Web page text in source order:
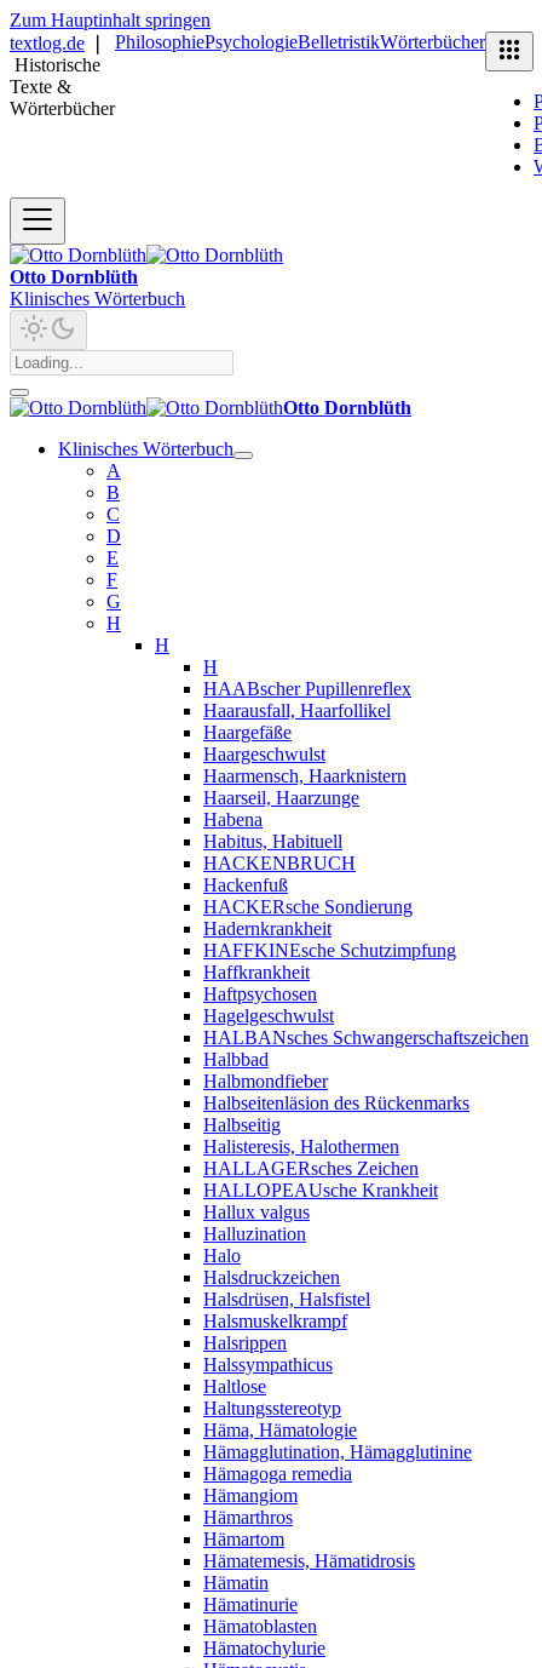
Zum Hauptinhalt springen
textlog.de
Historische
Texte &
Wörterbücher
PhilosophiePsychologieBelletristikWörterbücher
Otto Dornblüth
Klinisches Wörterbuch
Otto Dornblüth
Klinisches Wörterbuch
A
B
C
D
E
F
G
H
H
H
HAABscher Pupillenreflex
Haarausfall, Haarfollikel
Haargefäße
Haargeschwulst
Haarmensch, Haarknistern
Haarseil, Haarzunge
Habena
Habitus, Habituell
HACKENBRUCH
Hackenfuß
HACKERsche Sondierung
Hadernkrankheit
HAFFKINEsche Schutzimpfung
Haffkrankheit
Haftpsychosen
Hagelgeschwulst
HALBANsches Schwangerschaftszeichen
Halbbad
Halbmondfieber
Halbseitenläsion des Rückenmarks
Halbseitig
Halisteresis, Halothermen
HALLAGERsches Zeichen
HALLOPEAUsche Krankheit
Hallux valgus
Halluzination
Halo
Halsdruckzeichen
Halsdrüsen, Halsfistel
Halsmuskelkrampf
Halsrippen
Halssympathicus
Haltlose
Haltungsstereotyp
Häma, Hämatologie
Hämagglutination, Hämagglutinine
Hämagoga remedia
Hämangiom
Hämarthros
Hämartom
Hämatemesis, Hämatidrosis
Hämatin
Hämatinurie
Hämatoblasten
Hämatochylurie